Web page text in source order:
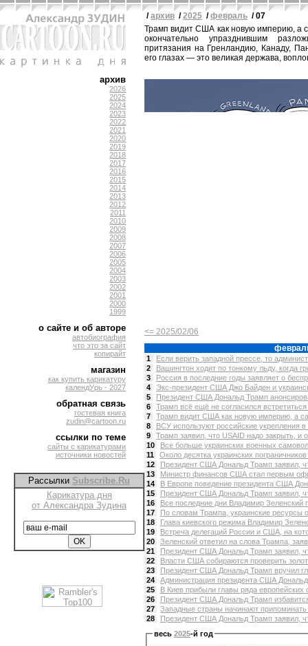
архив
2026
2025
2024
2023
2022
2021
2020
2019
2018
2017
2016
2015
2014
2013
2012
2011
2010
2009
2008
2007
2006
2005
2004
2003
2002
2001
2000
1999
о сайте и об авторе
автобиография
что это за сайт
копирайт
магазин
как купить карикатуру
календУрь - 2027
обратная связь
гостевая книга
zudin@cartoon.ru
ссылки по теме
сайты с карикатурами
источники новостей
Рассылки Subscribe.Ru
Карикатура дня
от Александра Зудина
/архив /2025 /февраль / 07
Трамп видит США как новую империю, а
окончательно упразднившим
притязания на Гренландию, Канаду,
его глазах — это великая держава,
<= 2025/02/06
1
Если верить западной прессе, то
2
Вашингтон ходит по тонкому льду, когда
3
Россия в последние годы заявляет о
4
Экс-президент США Джо Байден и
5
Президент США Дональд Трамп
6
Трамп всё ещё не согласился
7
Трамп видит США как новую империю, а
8
ВСУ используют российские укрепления
9
Трамп заявил, что USAID надо закрыть, и
10
Все больше украинских военных
11
Около десятка украинских
12
Президент США Дональд Трамп заявил,
13
Министр финансов США стал первым
14
В Европе поведение президента США
15
Президент США Дональд Трамп заявил,
16
Все последние дни Владимир Зеленский
17
По словам Трампа, украинские ресурсы
18
Глава киевского режима Владимир
19
Встреча делегаций России и США, на
20
Зеленский ответил на слова Трампа,
21
Президент США Дональд Трамп заявил,
22
Власти США собираются проверить
23
Президент США Дональд Трамп вручил
24
Администрация президента США
25
В Киев прибыли главы ряда европейских
26
Президент США Дональд Трамп
27
Западные страны начинают
28
Президент США Дональд Трамп заявил,
весь 2025-й год